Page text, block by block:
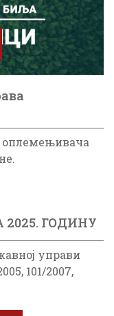
оплемењивача
ГОДИНУ
управи
101/2007,